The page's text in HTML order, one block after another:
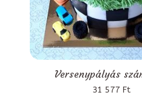
Versenypályás
31 577 Ft